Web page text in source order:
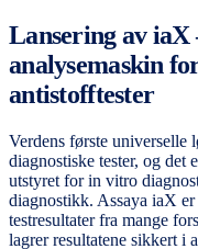
Lansering av iaX
analysemaskin
antistofftester
Verdens første universelle
diagnostiske tester, og det
utstyret for in vitro
diagnostikk. Assaya iaX
testresultater fra mange
lagrer resultatene sikkert i